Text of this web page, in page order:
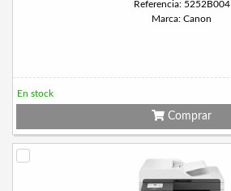
Referencia: 5252B004
Marca: Canon
En stock
Comprar